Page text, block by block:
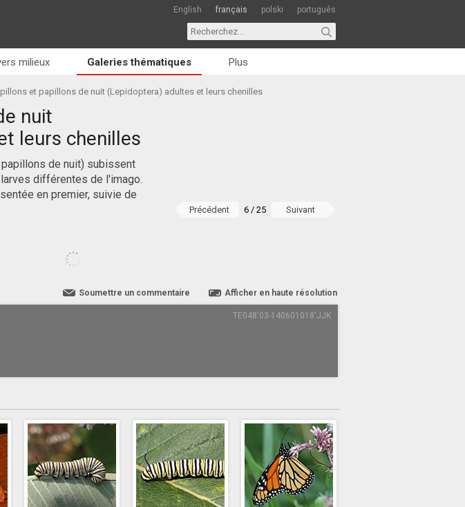
English français polski português
milieux Galeries thématiques Plus
et papillons de nuit (Lepidoptera) adultes et leurs chenilles
nuit
leurs chenilles
de nuit) subissent
différentes de l'imago.
en premier, suivie de
Précédent 6 / 25 Suivant
Afficher en haute résolution
Soumettre un commentaire
TE048'03-140601018'JJK